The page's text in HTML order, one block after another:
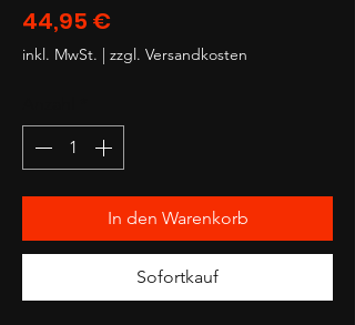
44,95 €
inkl. MwSt. | zzgl. Versandkosten
In den Warenkorb
Sofortkauf